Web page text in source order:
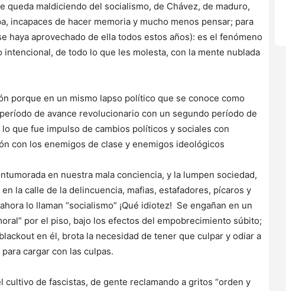
queda maldiciendo del socialismo, de Chávez, de maduro,
incapaces de hacer memoria y mucho menos pensar; para
haya aprovechado de ella todos estos años): es el fenómeno
de todo lo que les molesta, con la mente nublada
porque en un mismo lapso político que se conoce como
de avance revolucionario con un segundo período de
que fue impulso de cambios políticos y sociales con
con los enemigos de clase y enemigos ideológicos
en nuestra mala conciencia, y la lumpen sociedad,
la calle de la delincuencia, mafias, estafadores, pícaros y
lo llaman “socialismo” ¡Qué idiotez! Se engañan en un
por el piso, bajo los efectos del empobrecimiento súbito;
en él, brota la necesidad de tener que culpar y odiar a
cargar con las culpas.
cultivo de fascistas, de gente reclamando a gritos “orden y